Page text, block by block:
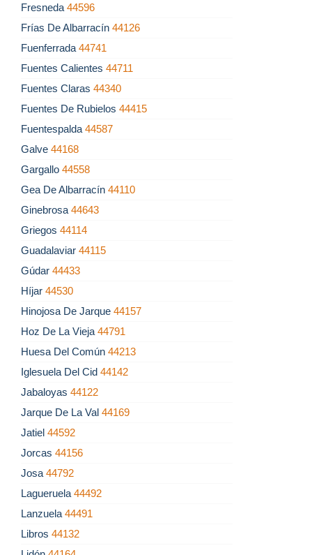
Fresneda 44596
Frías De Albarracín 44126
Fuenferrada 44741
Fuentes Calientes 44711
Fuentes Claras 44340
Fuentes De Rubielos 44415
Fuentespalda 44587
Galve 44168
Gargallo 44558
Gea De Albarracín 44110
Ginebrosa 44643
Griegos 44114
Guadalaviar 44115
Gúdar 44433
Híjar 44530
Hinojosa De Jarque 44157
Hoz De La Vieja 44791
Huesa Del Común 44213
Iglesuela Del Cid 44142
Jabaloyas 44122
Jarque De La Val 44169
Jatiel 44592
Jorcas 44156
Josa 44792
Lagueruela 44492
Lanzuela 44491
Libros 44132